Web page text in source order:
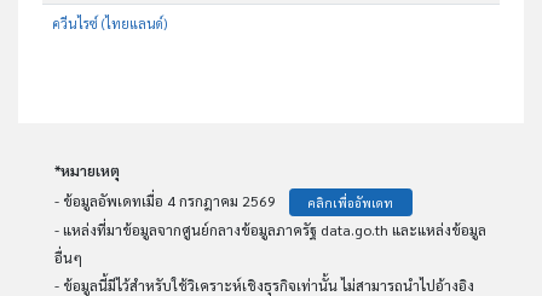
ควีนไรซ์ (ไทยแลนด์)
*หมายเหตุ
- ข้อมูลอัพเดทเมื่อ 4 กรกฎาคม 2569
คลิกเพื่ออัพเดท
- แหล่งที่มาข้อมูลจากศูนย์กลางข้อมูลภาครัฐ data.go.th และแหล่งข้อมูล
อื่นๆ
- ข้อมูลนี้มีไว้สำหรับใช้วิเคราะห์เชิงธุรกิจเท่านั้น ไม่สามารถนำไปอ้างอิง